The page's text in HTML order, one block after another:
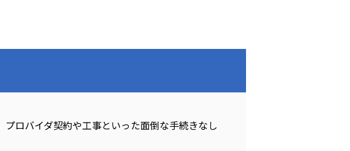
ロバイダ契約や工事といった面倒な手続きなし